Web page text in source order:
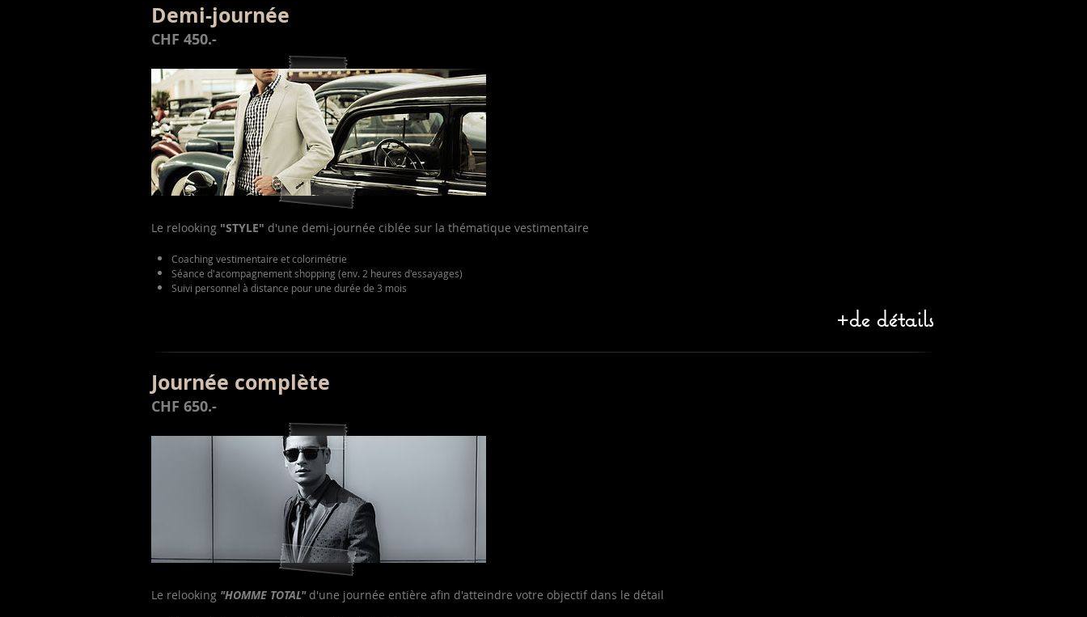
Demi-journée
CHF 450.-
Le relooking "STYLE" d'une demi-journée ciblée sur la thématique vestimentaire
Coaching vestimentaire et colorimétrie
Séance d'acompagnement shopping (env. 2 heures d'essayages)
Suivi personnel à distance pour une durée de 3 mois
+de détails
Journée complète
CHF 650.-
Le relooking "HOMME TOTAL"d'une journée entière afin d'atteindre votre objectif dans le détail